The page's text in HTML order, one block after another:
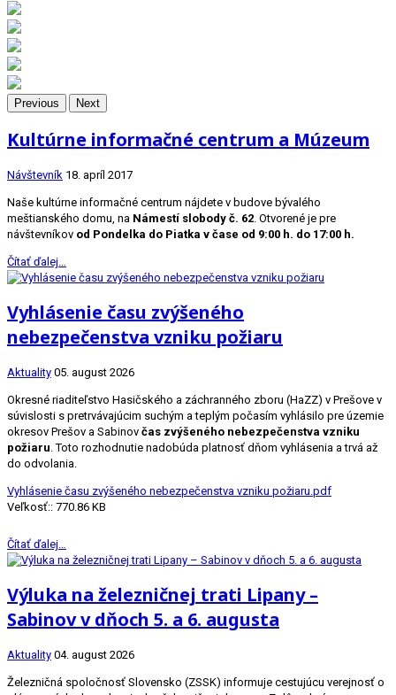
Previous Next
Kultúrne informačné centrum a Múzeum
Návštevník 18. apríl 2017
Naše kultúrne informačné centrum nájdete v budove bývalého
meštianského domu, na Námestí slobody č. 62 . Otvorené je pre
návštevníkov od Pondelka do Piatka v čase od 9:00 h. do 17:00 h.
Čítať ďalej…
Vyhlásenie času zvýšeného
nebezpečenstva vzniku požiaru
Aktuality 05. august 2026
Okresné riaditeľstvo Hasičského a záchranného zboru (HaZZ) v Prešove v
súvislosti s pretrvávajúcim suchým a teplým počasím vyhlásilo pre územie
okresov Prešov a Sabinov čas zvýšeného nebezpečenstva vzniku
požiaru . Toto rozhodnutie nadobúda platnosť dňom vyhlásenia a trvá až
do odvolania.
Vyhlásenie času zvýšeného nebezpečenstva vzniku požiaru.pdf
Veľkosť:: 770.86 KB
Čítať ďalej…
Výluka na železničnej trati Lipany –
Sabinov v dňoch 5. a 6. augusta
Aktuality 04. august 2026
Železničná spoločnosť Slovensko (ZSSK) informuje cestujúcu verejnosť o